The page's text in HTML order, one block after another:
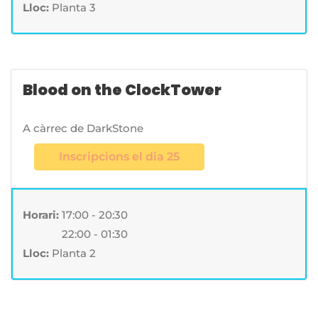
Lloc: Planta 3
Blood on the ClockTower
A càrrec de DarkStone
Inscripcions el dia 25
Horari: 17:00 - 20:30
22:00 - 01:30
Lloc: Planta 2